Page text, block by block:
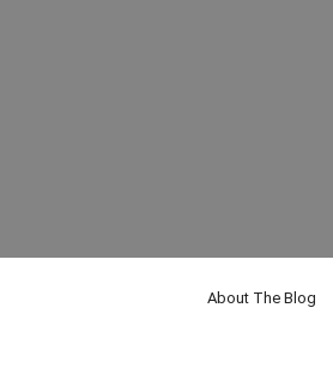
About The Blog